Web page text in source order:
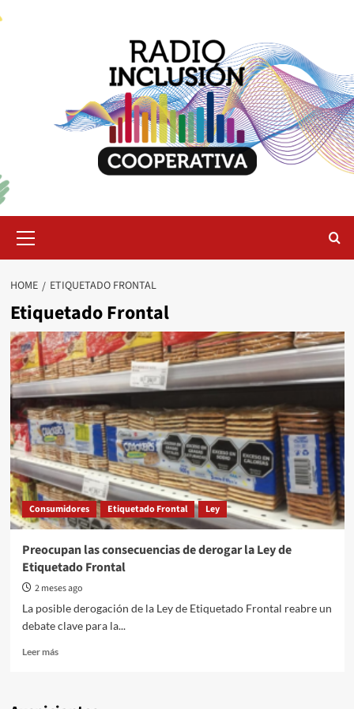
Menu
HOME ETIQUETADO FRONTAL
Etiquetado Frontal
Consumidores Etiquetado Frontal Ley
Preocupan las consecuencias de derogar la Ley de
Etiquetado Frontal
2 meses ago
La posible derogación de la Ley de Etiquetado Frontal reabre un
debate clave para la...
Leer másRead